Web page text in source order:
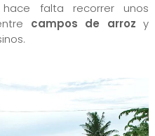
hace falta recorrer unos
campos de arrozy